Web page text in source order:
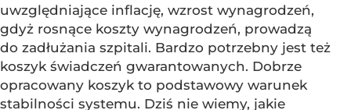
uwzględniające inflację, wzrost wynagrodzeń,
gdyż rosnące koszty wynagrodzeń, prowadzą
do zadłużania szpitali. Bardzo potrzebny jest też
koszyk świadczeń gwarantowanych. Dobrze
opracowany koszyk to podstawowy warunek
stabilności systemu. Dziś nie wiemy, jakie